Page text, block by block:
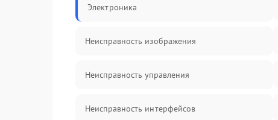
Электроника
Неисправность изображения
Неисправность управления
Неисправность интерфейсов